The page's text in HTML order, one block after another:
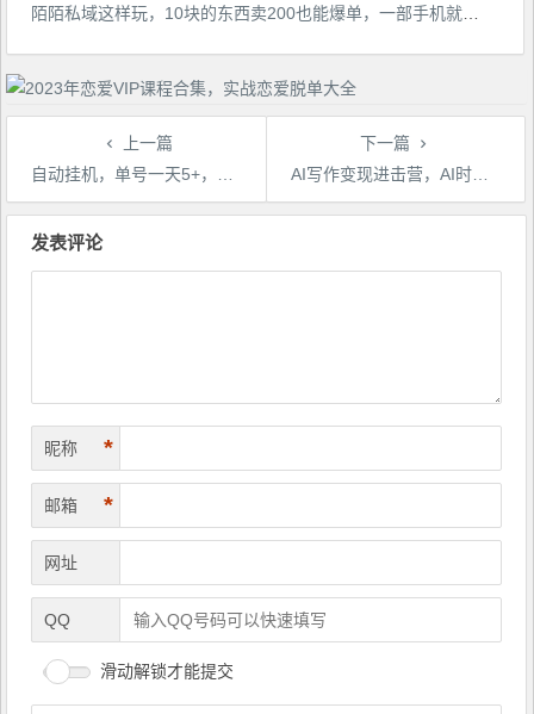
上一篇
自动挂机，单号一天5+，可批量放大安全稳定【揭秘】
下一篇
AI写作变现进击营，AI时代的“炼金术”，掌握Al咒语·解锁写作潜能
文
发表评论
昵称 *
邮箱 *
网址
QQ
滑动解锁才能提交